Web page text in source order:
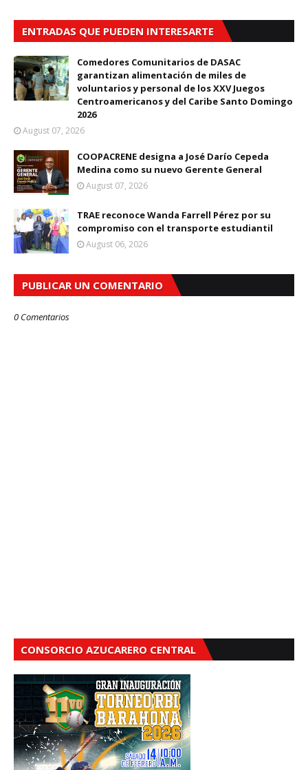
ENTRADAS QUE PUEDEN INTERESARTE
Comedores Comunitarios de DASAC
garantizan alimentación de miles de
voluntarios y personal de los XXV Juegos
Centroamericanos y del Caribe Santo Domingo
2026
August 07, 2026
COOPACRENE designa a José Darío Cepeda
Medina como su nuevo Gerente General
August 07, 2026
TRAE reconoce Wanda Farrell Pérez por su
compromiso con el transporte estudiantil
August 06, 2026
PUBLICAR UN COMENTARIO
0 Comentarios
CONSORCIO AZUCARERO CENTRAL